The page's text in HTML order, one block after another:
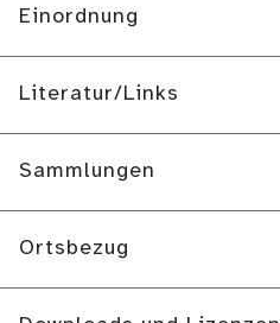
Einordnung
Literatur/Links
Sammlungen
Ortsbezug